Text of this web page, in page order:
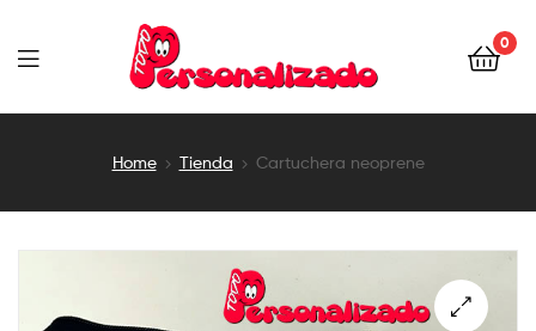
TODOPERSONALIZADO
0
Home Tienda Cartuchera neoprene